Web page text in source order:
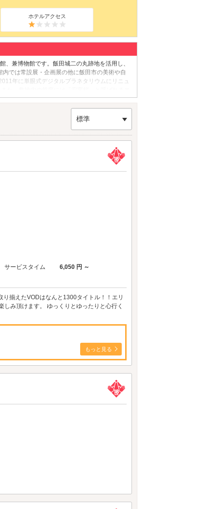
ホテルアクセス
兼博物館です。飯田城二の丸跡地を活用し、
では常設展・企画展の他に飯田市の美術や自
年に単眼式デジタルプラネタリウムにリニュ
標準
サービスタイム 6,050 円 ～
揃えたVODはなんと1300タイトル！！エリ
み頂けます。 ゆっくりとゆったりと心行く
もっと見る